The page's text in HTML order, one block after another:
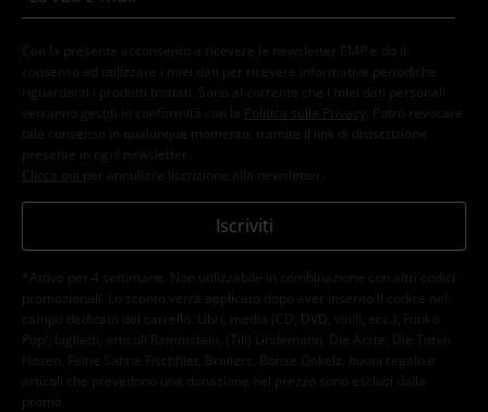
Con la presente acconsento a ricevere le newsletter EMP e do il
consenso ad utilizzare i miei dati per ricevere informative periodiche
riguardanti i prodotti trattati. Sono al corrente che i miei dati personali
verranno gestiti in conformità con la
Politica sulla Privacy
. Potrò revocare
tale consenso in qualunque momento, tramite il link di disiscrizione
presente in ogni newsletter.
Clicca qui per annullare liscrizione alla newsletter.
Iscriviti
*Attivo per 4 settimane. Non utilizzabile in combinazione con altri codici
promozionali. Lo sconto verrà applicato dopo aver inserito il codice nel
campo dedicato del carrello. Libri, media (CD, DVD, vinili, ecc.), Funko
Pop!, biglietti, articoli Rammstein, (Till) Lindemann, Die Ärzte, Die Toten
Hosen, Feine Sahne Fischfilet, Broilers, Böhse Onkelz, buoni regalo e
articoli che prevedono una donazione nel prezzo sono esclusi dalla
promo.